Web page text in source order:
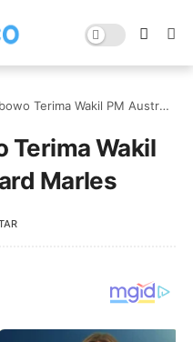
Wakil PM Australia Richard Marles
Terima Wakil
Marles